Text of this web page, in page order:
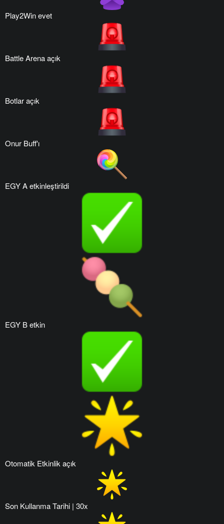
Play2Win evet
Battle Arena açık
Botlar açık
Onur Buff'ı
EGY A etkinleştirildi
EGY B etkin
Otomatik Etkinlik açık
Son Kullanma Tarihi | 30x